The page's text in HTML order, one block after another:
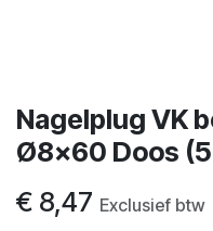
Nagelplug VK
Ø8x60 Doos
€ 8,47 Exclusief btw